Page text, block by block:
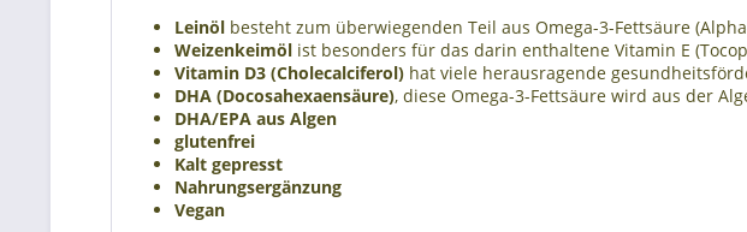
Leinöl besteht zum überwiegenden Teil aus Omega-3-Fettsäure
Weizenkeimöl ist besonders für das darin enthaltene Vitamin E
Vitamin D3 (Cholecalciferol) hat viele herausragende
DHA (Docosahexaensäure), diese Omega-3-Fettsäure wird aus der
DHA/EPA aus Algen
glutenfrei
Kalt gepresst
Nahrungsergänzung
Vegan